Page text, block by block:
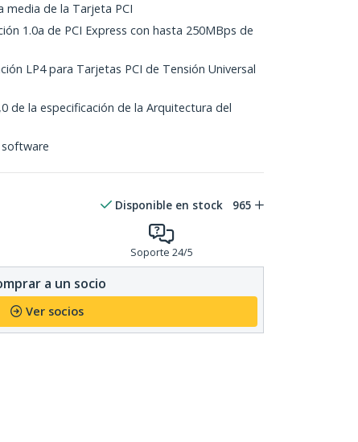
de la Tarjeta PCI
1.0a de PCI Express con hasta 250MBps de
LP4 para Tarjetas PCI de Tensión Universal
de la especificación de la Arquitectura del
Disponible en stock 965
Soporte 24/5
a un socio
Ver socios